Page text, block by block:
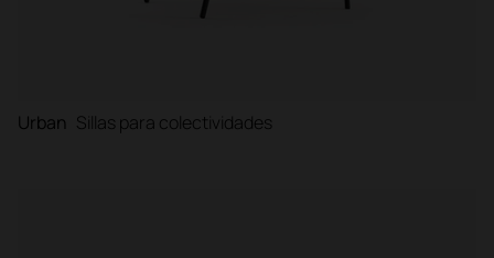
Urban Sillas para colectividades